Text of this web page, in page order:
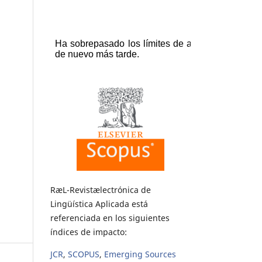
RæL-Revistælectrónica de
Lingüística Aplicada está
referenciada en los siguientes
índices de impacto:
JCR, SCOPUS, Emerging Sources